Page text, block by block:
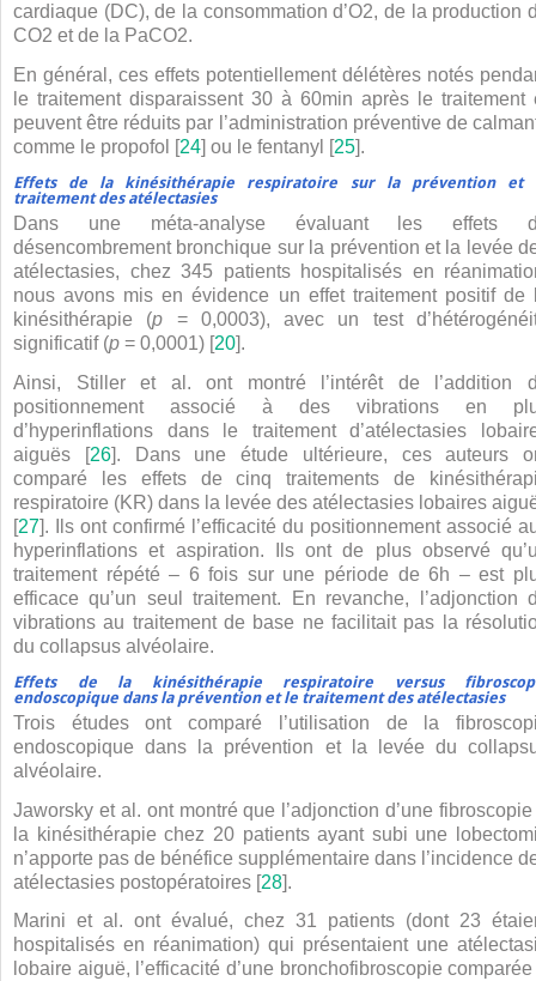
cardiaque (DC), de la consommation d’O2, de la production
CO2 et de la PaCO2.
En général, ces effets potentiellement délétères notés
le traitement disparaissent 30 à 60min après le traitement
peuvent être réduits par l’administration préventive de
comme le propofol [24] ou le fentanyl [25].
Effets de la kinésithérapie respiratoire sur la prévention et
traitement des atélectasies
Dans une méta-analyse évaluant les effets
désencombrement bronchique sur la prévention et la levée
atélectasies, chez 345 patients hospitalisés en
nous avons mis en évidence un effet traitement positif de
kinésithérapie (p = 0,0003), avec un test
significatif (p = 0,0001) [20].
Ainsi, Stiller et al. ont montré l’intérêt de l’addition
positionnement associé à des vibrations en
d’hyperinflations dans le traitement d’atélectasies
aiguës [26]. Dans une étude ultérieure, ces auteurs
comparé les effets de cinq traitements de
respiratoire (KR) dans la levée des atélectasies lobaires
[27]. Ils ont confirmé l’efficacité du positionnement associé
hyperinflations et aspiration. Ils ont de plus observé
traitement répété – 6 fois sur une période de 6h – est
efficace qu’un seul traitement. En revanche, l’adjonction
vibrations au traitement de base ne facilitait pas la
du collapsus alvéolaire.
Effets de la kinésithérapie respiratoire versus
endoscopique dans la prévention et le traitement des atélectasies
Trois études ont comparé l’utilisation de la
endoscopique dans la prévention et la levée du
alvéolaire.
Jaworsky et al. ont montré que l’adjonction d’une
la kinésithérapie chez 20 patients ayant subi une
n’apporte pas de bénéfice supplémentaire dans l’incidence
atélectasies postopératoires [28].
Marini et al. ont évalué, chez 31 patients (dont 23
hospitalisés en réanimation) qui présentaient une
lobaire aiguë, l’efficacité d’une bronchofibroscopie